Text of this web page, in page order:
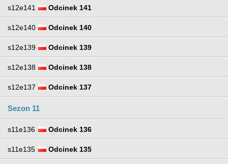
s12e141 Odcinek 141
s12e140 Odcinek 140
s12e139 Odcinek 139
s12e138 Odcinek 138
s12e137 Odcinek 137
Sezon 11
s11e136 Odcinek 136
s11e135 Odcinek 135